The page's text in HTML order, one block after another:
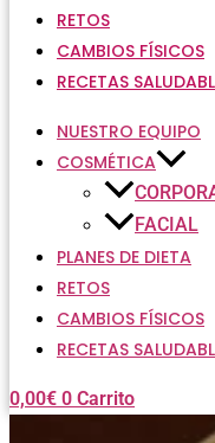
RETOS
CAMBIOS FÍSICOS
RECETAS
NUESTRO EQUIPO
COSMÉTICA
FACIAL
PLANES DE DIETA
RETOS
CAMBIOS FÍSICOS
RECETAS
0,00€ 0 Carrito